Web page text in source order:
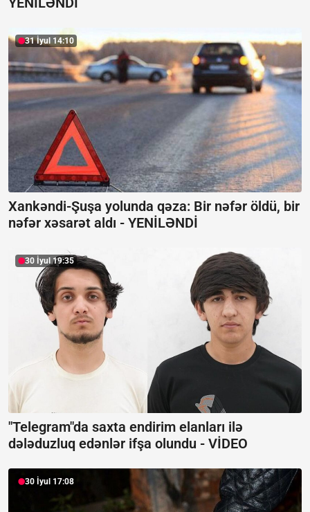
31 İyul 14:10
Xankəndi-Şuşa yolunda qəza: Bir nəfər öldü, bir
nəfər xəsarət aldı - YENİLƏNDİ
30 İyul 19:35
"Telegram"da saxta endirim elanları ilə
dələduzluq edənlər ifşa olundu - VİDEO
30 İyul 17:08